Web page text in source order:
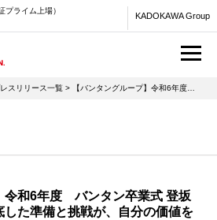
プライム上場）
KADOKAWA Group
スリリース一覧 > 【バンタングループ】令和6年度 バンタン卒業式 登坂絵莉氏がエール「徹底した準備と挑戦が、自分の価値を確立する」
令和6年度 バンタン卒業式 登坂
た準備と挑戦が、自分の価値を